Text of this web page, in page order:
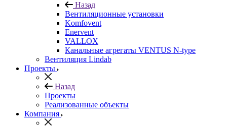
Назад
Вентиляционные установки
Komfovent
Enervent
VALLOX
Канальные агрегаты VENTUS N-type
Вентиляция Lindab
Проекты
Назад
Проекты
Реализованные объекты
Компания